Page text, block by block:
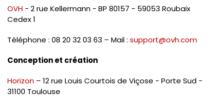
OVH - 2 rue Kellermann - BP 80157 - 59053 Roubaix
Cedex 1
Téléphone : 08 20 32 03 63 – Mail : support@ovh.com
Conception et création
Horizon – 12 rue Louis Courtois de Viçose - Porte Sud -
31100 Toulouse